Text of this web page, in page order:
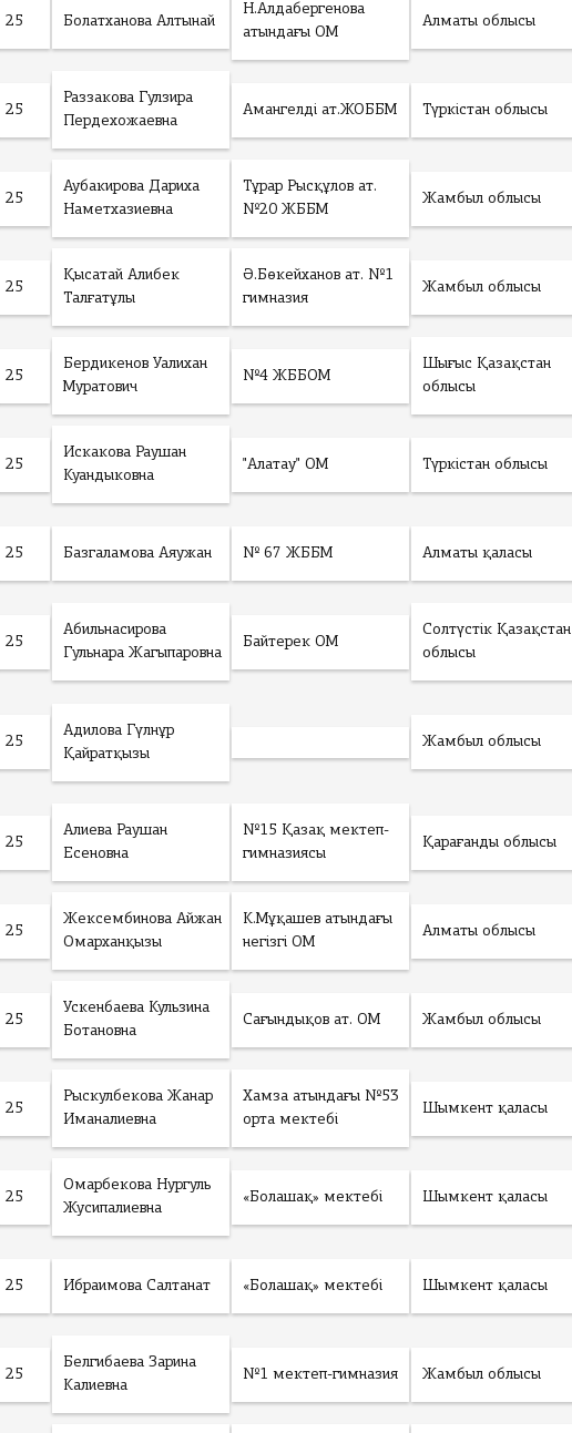
25 Болатханова Алтынай
Н.Алдабергенова
атындағы ОМ
Алматы облысы
25
Раззакова Гулзира
Пердехожаевна
Амангелді ат.ЖОББМ Түркістан облысы
25
Аубакирова Дариха
Наметхазиевна
Тұрар Рысқұлов ат.
№20 ЖББМ
Жамбыл облысы
25
Қысатай Алибек
Талғатұлы
Ә.Бөкейханов ат. №1
гимназия
Жамбыл облысы
25
Бердикенов Уалихан
Муратович
№4 ЖББОМ
Шығыс Қазақстан
облысы
25
Искакова Раушан
Куандыковна
"Алатау" ОМ Түркістан облысы
25 Базгаламова Аяужан № 67 ЖББМ Алматы қаласы
25
Абильнасирова
Гульнара Жагыпаровна
Байтерек ОМ
Солтүстік Қазақстан
облысы
25
Адилова Гүлнұр
Қайратқызы
Жамбыл облысы
25
Алиева Раушан
Есеновна
№15 Қазақ мектеп-
гимназиясы
Қарағанды облысы
25
Жексембинова Айжан
Омарханқызы
К.Мұқашев атындағы
негізгі ОМ
Алматы облысы
25
Ускенбаева Кульзина
Ботановна
Сағындықов ат. ОМ Жамбыл облысы
25
Рыскулбекова Жанар
Иманалиевна
Хамза атындағы №53
орта мектебі
Шымкент қаласы
25
Омарбекова Нургуль
Жусипалиевна
«Болашақ» мектебі Шымкент қаласы
25 Ибраимова Салтанат «Болашақ» мектебі Шымкент қаласы
25
Белгибаева Зарина
Калиевна
№1 мектеп-гимназия Жамбыл облысы